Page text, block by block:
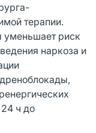
терапии.
риск
наркоза и
ч до